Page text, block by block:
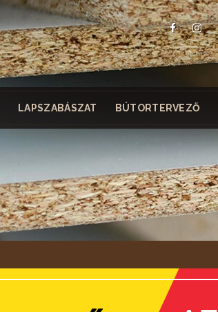
LAPSZABÁSZAT BÚTORTERVEZŐ